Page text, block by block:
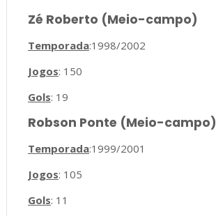
Zé Roberto (Meio-campo)
Temporada:1998/2002
Jogos: 150
Gols: 19
Robson Ponte (Meio-campo)
Temporada:1999/2001
Jogos: 105
Gols: 11